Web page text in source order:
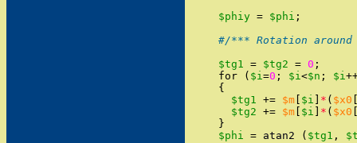
$phiy = $phi ;
#/*** Rotation
$tg1 = $tg2 = 0 ;
for
( $i=0 ; $i<$n ; $i
{
$tg1 += $m $i * ( $x0
$tg2 += $m $i * ( $x0
}
$phi = atan2 ( $tg1 ,